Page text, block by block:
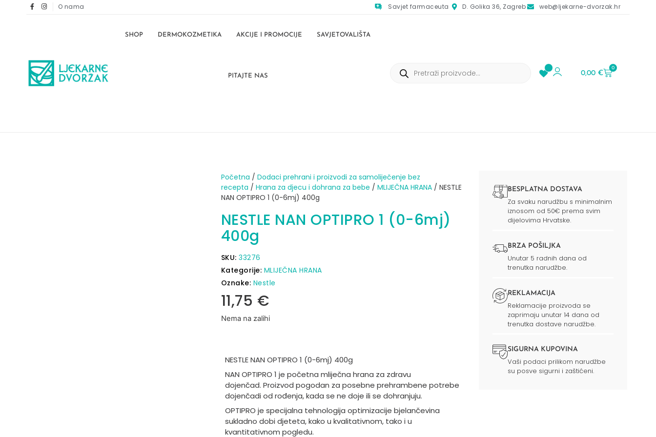
O nama Savjet farmaceuta D. Golika 36, Zagreb web@ljekarne-dvorzak.hr
SHOP DERMOKOZMETIKA AKCIJE I PROMOCIJE SAVJETOVALIŠTA
PITAJTE NAS 0,00€
0
Početna / Dodaci prehrani i proizvodi za samoliječenje bez
recepta / Hrana za djecu i dohrana za bebe / MLIJEČNA HRANA/ NESTLE
NAN OPTIPRO 1 (0-6mj) 400g
NESTLE NAN OPTIPRO 1 (0-6mj)
400g
SKU: 33276
Kategorije: MLIJEČNA HRANA
Oznake: Nestle
11,75 €
Nema na zalihi
NESTLE NAN OPTIPRO 1 (0-6mj) 400g
NAN OPTIPRO 1 je početna mliječna hrana za zdravu
dojenčad. Proizvod pogodan za posebne prehrambene potrebe
dojenčadi od rođenja, kada se ne doje ili se dohranjuju.
OPTIPRO je specijalna tehnologija optimizacije bjelančevina
sukladno dobi djeteta, kako u kvalitativnom, tako i u
kvantitativnom pogledu.
BESPLATNA DOSTAVA
Za svaku narudžbu s minimalnim
iznosom od 50€ prema svim
dijelovima Hrvatske.
BRZA POŠILJKA
Unutar 5 radnih dana od
trenutka narudžbe.
REKLAMACIJA
Reklamacije proizvoda se
zaprimaju unutar 14 dana od
trenutka dostave narudžbe.
SIGURNA KUPOVINA
Vaši podaci prilikom narudžbe
su posve sigurni i zaštićeni.